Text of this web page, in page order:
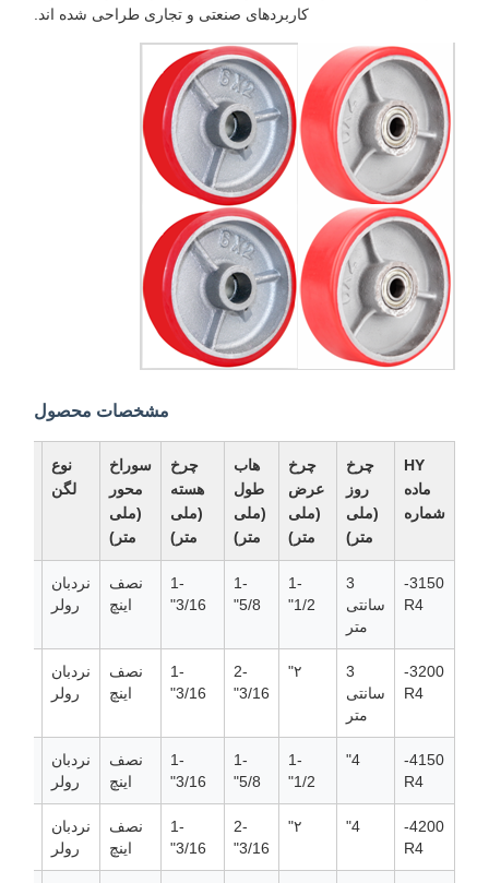
کاربردهای صنعتی و تجاری طراحی شده اند.
مشخصات محصول
HY
ماده
شماره
چرخ
روز
(ملی
متر)
چرخ
عرض
(ملی
متر)
هاب
طول
(ملی
متر)
چرخ
هسته
(ملی
متر)
سوراخ
محور
(ملی
متر)
نوع
لگن
3150-
R4
3
سانتی
متر
1-
1/2"
1-
5/8"
1-
3/16"
نصف
اینچ
نردبان
رولر
3200-
R4
3
سانتی
متر
۲"
2-
3/16"
1-
3/16"
نصف
اینچ
نردبان
رولر
4150-
R4
4"
1-
1/2"
1-
5/8"
1-
3/16"
نصف
اینچ
نردبان
رولر
4200-
R4
4" ۲"
2-
3/16"
1-
3/16"
نصف
اینچ
نردبان
رولر